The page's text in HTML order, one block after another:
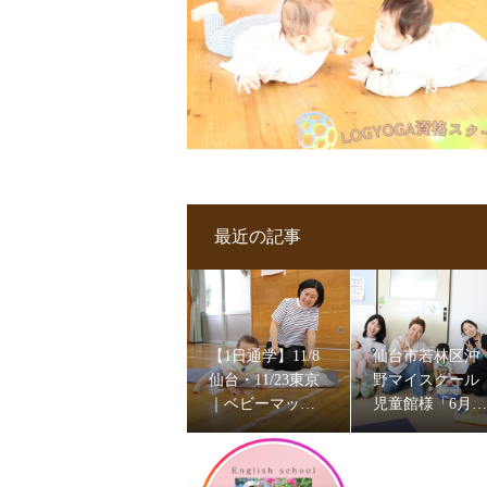
最近の記事
【1日通学】11/8
仙台・11/23東京
｜ベビーマッサ
ージ＆ママヨガ
資格試験を開催
します
仙台市若林区沖
野マイスクール
児童館様「6月ベ
ビーマッサージ